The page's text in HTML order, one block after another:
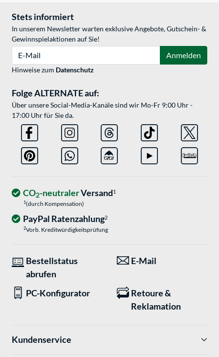
Stets informiert
In unserem Newsletter warten exklusive Angebote, Gutschein- &
Gewinnspielaktionen auf Sie!
Anmelden
Hinweise zum Datenschutz
Folge ALTERNATE auf:
Über unsere Social-Media-Kanäle sind wir Mo-Fr 9:00 Uhr -
17:00 Uhr für Sie da.
CO2-neutralerVersand1
1(durch Kompensation)
PayPal Ratenzahlung2
2Vorb. Kreditwürdigkeitsprüfung
Bestellstatus
abrufen
E-Mail
PC-Konfigurator
Retoure &
Reklamation
Kundenservice